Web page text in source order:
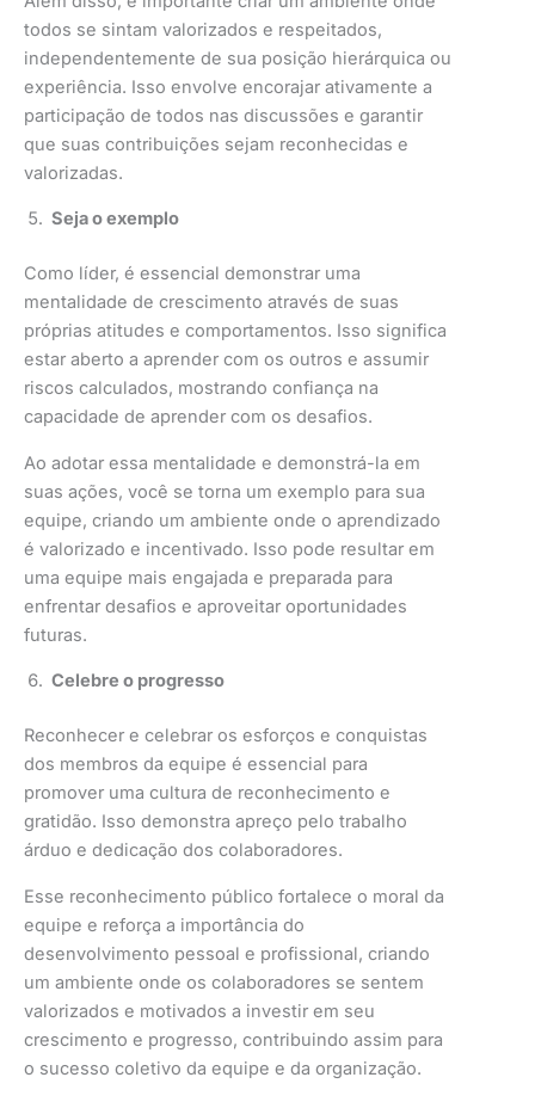
todos se sintam valorizados e respeitados,
independentemente de sua posição hierárquica ou
experiência. Isso envolve encorajar ativamente a
participação de todos nas discussões e garantir
que suas contribuições sejam reconhecidas e
valorizadas.
Seja o exemplo
Como líder, é essencial demonstrar uma
mentalidade de crescimento através de suas
próprias atitudes e comportamentos. Isso significa
estar aberto a aprender com os outros e assumir
riscos calculados, mostrando confiança na
capacidade de aprender com os desafios.
Ao adotar essa mentalidade e demonstrá-la em
suas ações, você se torna um exemplo para sua
equipe, criando um ambiente onde o aprendizado
é valorizado e incentivado. Isso pode resultar em
uma equipe mais engajada e preparada para
enfrentar desafios e aproveitar oportunidades
futuras.
Celebre o progresso
Reconhecer e celebrar os esforços e conquistas
dos membros da equipe é essencial para
promover uma cultura de reconhecimento e
gratidão. Isso demonstra apreço pelo trabalho
árduo e dedicação dos colaboradores.
Esse reconhecimento público fortalece o moral da
equipe e reforça a importância do
desenvolvimento pessoal e profissional, criando
um ambiente onde os colaboradores se sentem
valorizados e motivados a investir em seu
crescimento e progresso, contribuindo assim para
o sucesso coletivo da equipe e da organização.